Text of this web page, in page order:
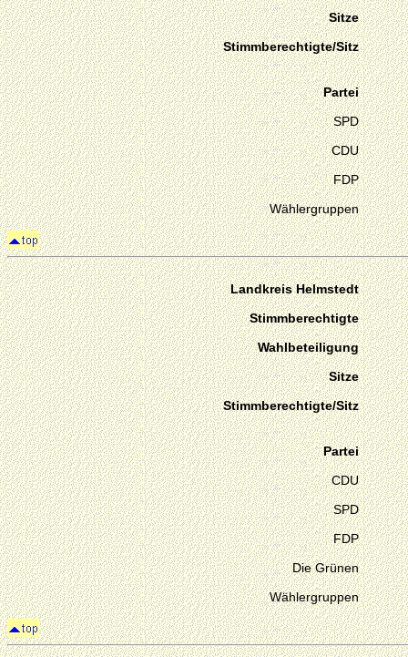
Sitze
Stimmberechtigte/Sitz
Partei
SPD
CDU
FDP
Wählergruppen
Landkreis Helmstedt
Stimmberechtigte
Wahlbeteiligung
Sitze
Stimmberechtigte/Sitz
Partei
CDU
SPD
FDP
Die Grünen
Wählergruppen